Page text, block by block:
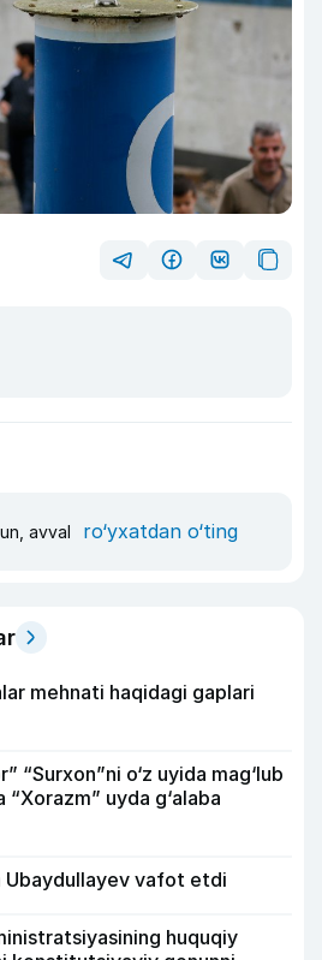
avval ro‘yxatdan o‘ting
mehnati haqidagi gaplari
“Surxon”ni o‘z uyida mag‘lub
uyda g‘alaba
Ubaydullayev vafot etdi
huquqiy